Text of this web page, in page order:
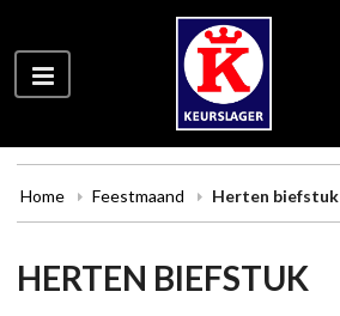
Home Feestmaand Herten biefstuk
HERTEN BIEFSTUK